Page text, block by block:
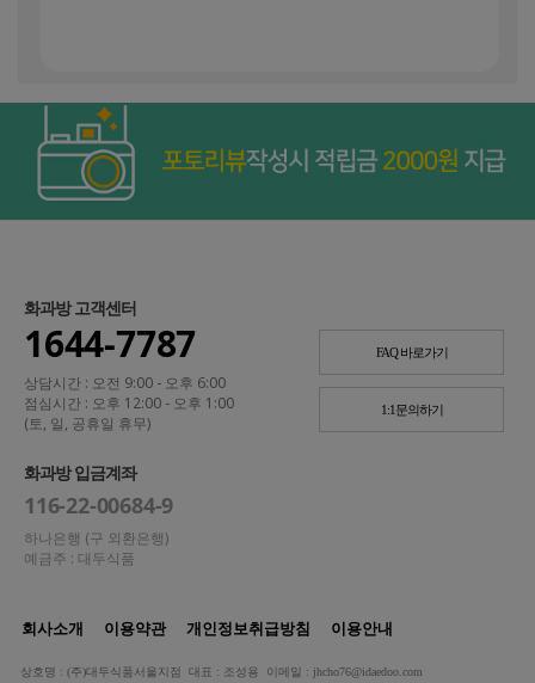
화과방 고객센터
1644-7787
상담시간 : 오전 9:00 - 오후 6:00
점심시간 : 오후 12:00 - 오후 1:00
(토, 일, 공휴일 휴무)
FAQ 바로가기
1:1문의하기
화과방 입금계좌
116-22-00684-9
하나은행 (구 외환은행)
예금주 : 대두식품
회사소개 이용약관 개인정보취급방침 이용안내
상호명 : (주)대두식품서울지점 대표 : 조성용 이메일 : jhcho76@idaedoo.com